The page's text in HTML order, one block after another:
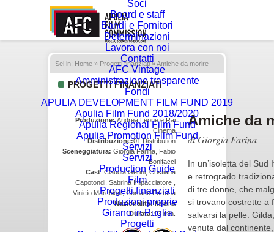
Soci
Board e staff
Bandi e Fornitori
Determinazioni
Lavora con noi
Contatti
AFC Vintage
Amministrazione trasparente
Fondi
APULIA DEVELOPMENT FILM FUND 2019
Apulia Film Fund 2018/2020
Apulia Regional Film Fund
Apulia Promotion Film Fund
Servizi
Servizi
Production Guide
Film
Progetti finanziati
Produzioni proprie
Girano in Puglia
Progetti
Sei in: Home » Progetti finanziati» Amiche da morire
PROGETTI FINANZIATI
Produzione:Andrea Leone e Rai
Cinema
Distribuzione:01 Distribution
Sceneggiatura: Giorgia Farina, Fabio
Bonifacci
Cast: Claudia Gerini, Cristiana
Capotondi, Sabrina Impacciatore ,
Vinicio Marchioni, Corrado Fortuna
Nazionalità:Italiana
Durata: 93 min.
Amiche da
di Giorgia Farina
In un’isoletta del
e retrogrado
di tre donne, che
si trovano costrette a
salvarsi la pelle.
venuta dal